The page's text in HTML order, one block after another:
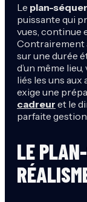
Le plan-
puissante qui
vues, continue
Contrairement
sur une durée
d’un même
liés les uns aux
exige une
cadreur et le
parfaite gestion
LE